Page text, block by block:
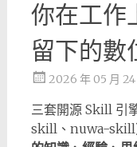
你在工作
留下的數
2026 年 05 月 24
三套開源 Skill
skill、nuwa-skill